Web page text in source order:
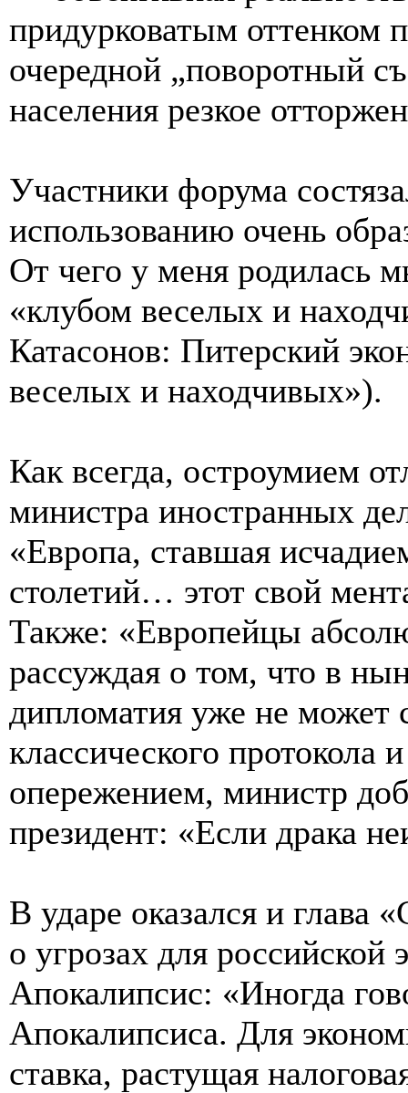
придурковатым оттенком
очередной „поворотный
населения резкое
Участники форума
использованию очень
От чего у меня родилась
«клубом веселых и
Катасонов: Питерский
веселых и находчивых»).
Как всегда, остроумием
министра иностранных
«Европа, ставшая
столетий… этот свой
Также: «Европейцы
рассуждая о том, что в
дипломатия уже не может
классического протокола
опережением, министр
президент: «Если драка
В ударе оказался и глава
о угрозах для
Апокалипсис: «Иногда
Апокалипсиса. Для
ставка, растущая